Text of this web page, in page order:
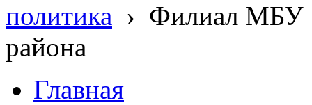
политика › Филиал МБУ
района
Главная